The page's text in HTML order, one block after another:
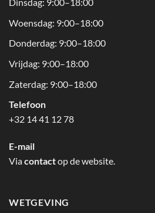
Woensdag: 9:00–18:00
Donderdag: 9:00–18:00
Vrijdag: 9:00–18:00
Zaterdag: 9:00–18:00
Telefoon
+32 14 41 12 78
E-mail
Viacontactop de website.
WETGEVING